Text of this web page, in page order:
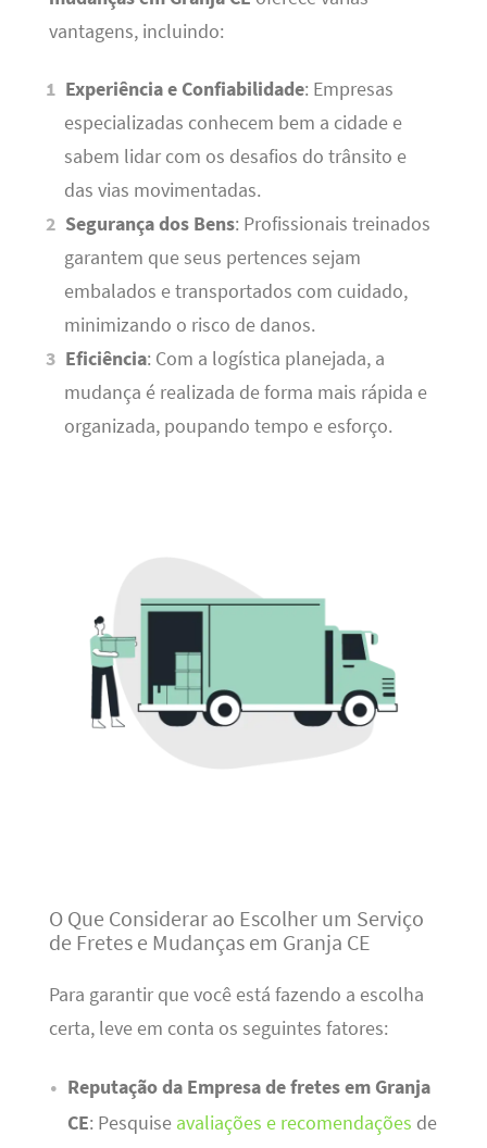
vantagens, incluindo:
Experiência e Confiabilidade: Empresas
especializadas conhecem bem a cidade e
sabem lidar com os desafios do trânsito e
das vias movimentadas.
Segurança dos Bens: Profissionais treinados
garantem que seus pertences sejam
embalados e transportados com cuidado,
minimizando o risco de danos.
Eficiência: Com a logística planejada, a
mudança é realizada de forma mais rápida e
organizada, poupando tempo e esforço.
O Que Considerar ao Escolher um Serviço
de Fretes e Mudanças em Granja CE
Para garantir que você está fazendo a escolha
certa, leve em conta os seguintes fatores:
Reputação da Empresa de fretes em Granja
CE: Pesquise avaliações e recomendações de